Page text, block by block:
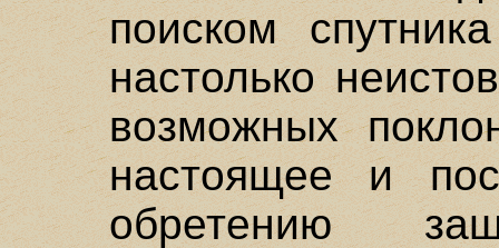
поиском
настолько
возможных
настоящее и
обретению